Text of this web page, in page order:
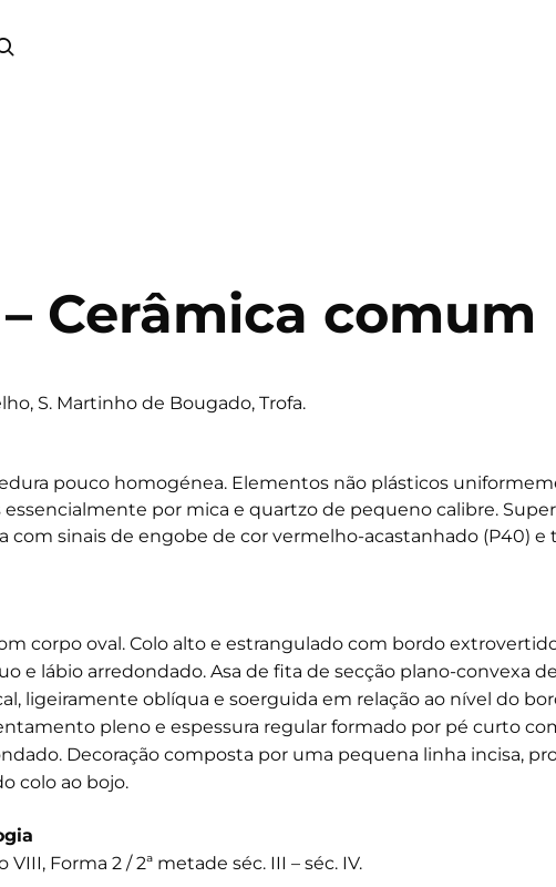
Cerâmica comum
S. Martinho de Bougado, Trofa.
pouco homogénea. Elementos não plásticos
por mica e quartzo de pequeno calibre.
com sinais de engobe de cor vermelho-acastanhado (P40) e
corpo oval. Colo alto e estrangulado com bordo
e lábio arredondado. Asa de fita de secção plano-convexa de
ligeiramente oblíqua e soerguida em relação ao nível do
pleno e espessura regular formado por pé curto
Decoração composta por uma pequena linha incisa,
colo ao bojo.
VIII, Forma 2 / 2ª metade séc. III – séc. IV.